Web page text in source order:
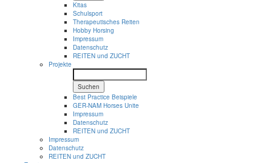
Kitas
Schulsport
Therapeutisches Reiten
Hobby Horsing
Impressum
Datenschutz
REITEN und ZUCHT
Projekte
Suchen
Best Practice Beispiele
GER-NAM Horses Unite
Impressum
Datenschutz
REITEN und ZUCHT
Impressum
Datenschutz
REITEN und ZUCHT